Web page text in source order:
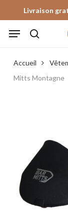
to
main
Livraison
Menu
Accueil
Mitts Montagne